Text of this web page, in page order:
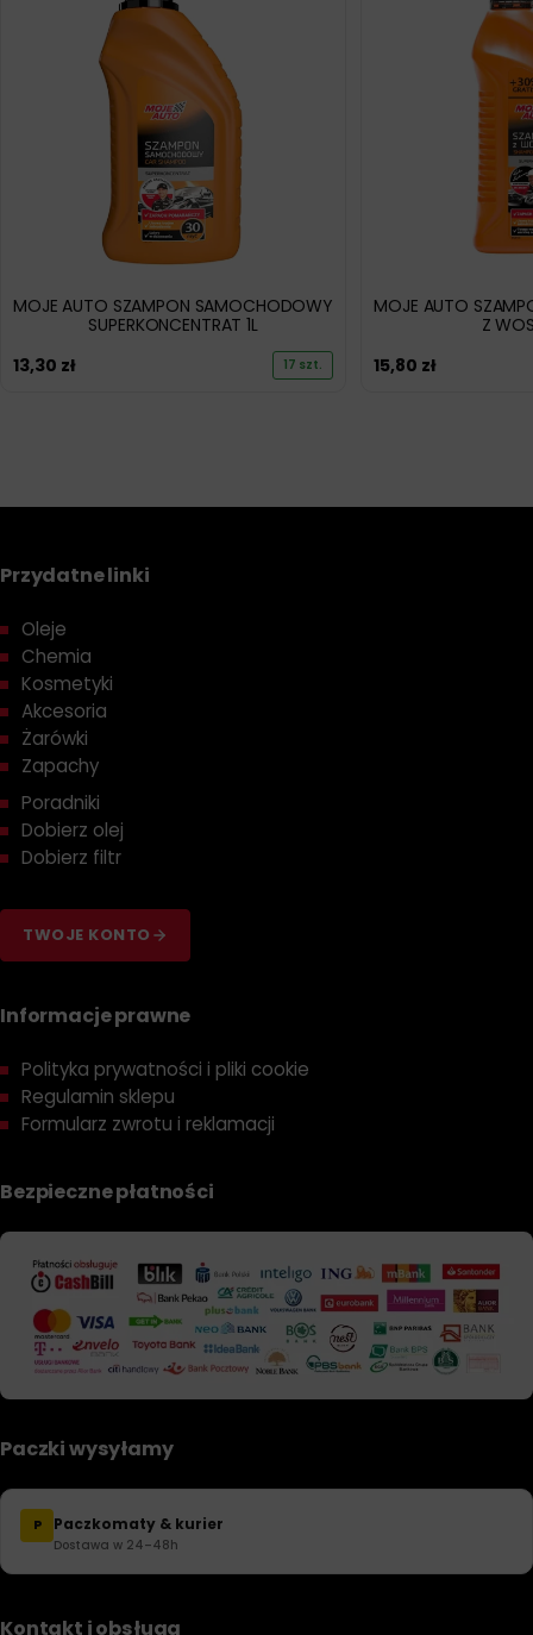
MOJE AUTO SZAMPON SAMOCHODOWY
SUPERKONCENTRAT 1L
13,30 zł 17 szt.
MOJE AUTO
Z
15,80 zł
Przydatne linki
Oleje
Chemia
Kosmetyki
Akcesoria
Żarówki
Zapachy
Poradniki
Dobierz olej
Dobierz filtr
TWOJE KONTO
Informacje prawne
Polityka prywatności i pliki cookie
Regulamin sklepu
Formularz zwrotu i reklamacji
Bezpieczne płatności
Paczki wysyłamy
P Paczkomaty & kurier
Dostawa w 24–48h
Kontakt i obsługa